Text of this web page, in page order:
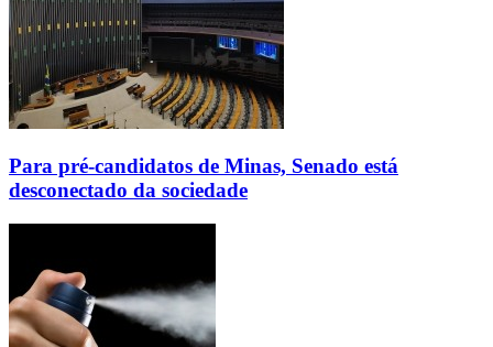
Para pré-candidatos de Minas, Senado está
desconectado da sociedade